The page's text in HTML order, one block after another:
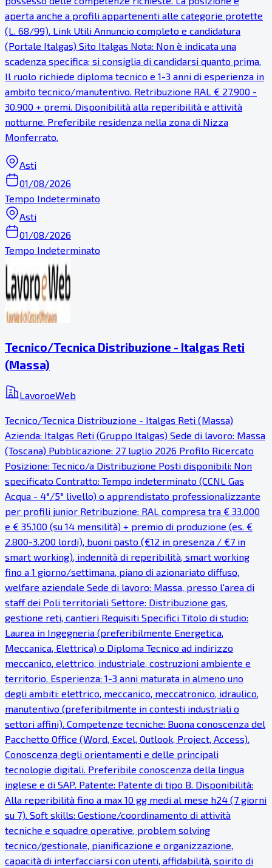
aperta anche a profili appartenenti alle categorie protette
(L. 68/99). Link Utili Annuncio completo e candidatura
(Portale Italgas) Sito Italgas Nota: Non è indicata una
scadenza specifica; si consiglia di candidarsi quanto prima.
Il ruolo richiede diploma tecnico e 1-3 anni di esperienza in
ambito tecnico/manutentivo. Retribuzione RAL € 27.900 -
30.900 + premi. Disponibilità alla reperibilità e attività
notturne. Preferibile residenza nella zona di Nizza
Monferrato.
Asti
01/08/2026
Tempo Indeterminato
Asti
01/08/2026
Tempo Indeterminato
Tecnico/Tecnica Distribuzione - Italgas Reti
(Massa)
LavoroeWeb
Tecnico/Tecnica Distribuzione - Italgas Reti (Massa)
Azienda: Italgas Reti (Gruppo Italgas) Sede di lavoro: Massa
(Toscana) Pubblicazione: 27 luglio 2026 Profilo Ricercato
Posizione: Tecnico/a Distribuzione Posti disponibili: Non
specificato Contratto: Tempo indeterminato (CCNL Gas
Acqua - 4°/5° livello) o apprendistato professionalizzante
per profili junior Retribuzione: RAL compresa tra € 33.000
e € 35.100 (su 14 mensilità) + premio di produzione (es. €
2.800-3.200 lordi), buoni pasto (€12 in presenza / €7 in
smart working), indennità di reperibilità, smart working
fino a 1 giorno/settimana, piano di azionariato diffuso,
welfare aziendale Sede di lavoro: Massa, presso l'area di
staff dei Poli territoriali Settore: Distribuzione gas,
gestione reti, cantieri Requisiti Specifici Titolo di studio:
Laurea in Ingegneria (preferibilmente Energetica,
Meccanica, Elettrica) o Diploma Tecnico ad indirizzo
meccanico, elettrico, industriale, costruzioni ambiente e
territorio. Esperienza: 1-3 anni maturata in almeno uno
degli ambiti: elettrico, meccanico, meccatronico, idraulico,
manutentivo (preferibilmente in contesti industriali o
settori affini). Competenze tecniche: Buona conoscenza del
Pacchetto Office (Word, Excel, Outlook, Project, Access).
Conoscenza degli orientamenti e delle principali
tecnologie digitali. Preferibile conoscenza della lingua
inglese e di SAP. Patente: Patente di tipo B. Disponibilità:
Alla reperibilità fino a max 10 gg medi al mese h24 (7 giorni
su 7). Soft skills: Gestione/coordinamento di attività
tecniche e squadre operative, problem solving
tecnico/gestionale, pianificazione e organizzazione,
capacità di interfacciarsi con utenti, affidabilità, spirito di